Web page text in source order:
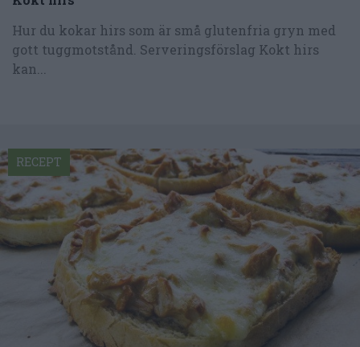
Hur du kokar hirs som är små glutenfria gryn med
gott tuggmotstånd. Serveringsförslag Kokt hirs
kan...
RECEPT